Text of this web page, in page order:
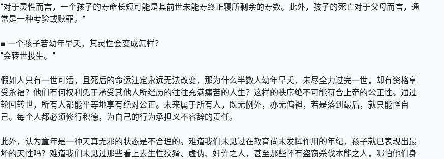
“对于灵性而言，一个孩子的寿命长短可能是其前世未能寿终正寝所剩余的寿数。此外，孩子的死亡对于父母而言，通
常是一种考验或赎罪。”
■ 一个孩子若幼年早夭，其灵性会变成怎样？
“会转世投生。”
假如人只有一世可活，且死后的命运注定永远无法改变，那为什么半数人幼年早夭，未尽全力过完一世，却有资格享
受永福？他们有何权利免于承受其他人所经历的往往充满痛苦的人生？这样的秩序绝不可能符合上帝的公正性。通过
轮回转世，所有人都能平等地享有绝对公正。未来属于所有人，既无例外，亦无偏袒，若是落到最后，就只能怪自
己。每个人都必须修行积德，为自己的行为承担义不容辞的责任。
此外，认为童年是一种天真无邪的状态是不合理的。难道我们未见过在教育尚未发挥作用的年纪，孩子就已表现出最
坏的天性吗？难道我们未见过那些看上去生性狡猾、虚伪、奸诈之人，甚至那些怀有盗窃杀伐本能之人，哪怕他们身